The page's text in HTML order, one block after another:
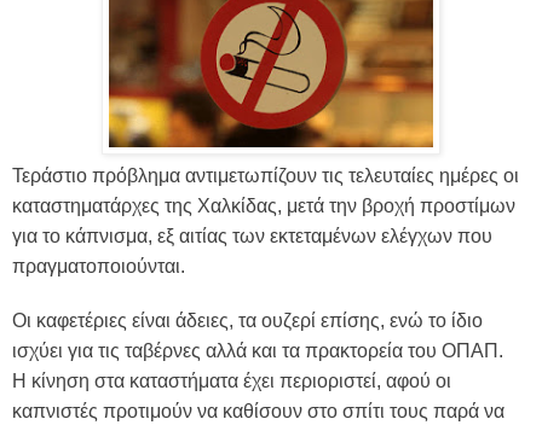
Τεράστιο πρόβλημα αντιμετωπίζουν τις τελευταίες ημέρες οι
καταστηματάρχες της Χαλκίδας, μετά την βροχή προστίμων
για το κάπνισμα, εξ αιτίας των εκτεταμένων ελέγχων που
πραγματοποιούνται.
Οι καφετέριες είναι άδειες, τα ουζερί επίσης, ενώ το ίδιο
ισχύει για τις ταβέρνες αλλά και τα πρακτορεία του ΟΠΑΠ.
Η κίνηση στα καταστήματα έχει περιοριστεί, αφού οι
καπνιστές προτιμούν να καθίσουν στο σπίτι τους παρά να